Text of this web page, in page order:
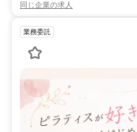
同じ企業の求人
業務委託